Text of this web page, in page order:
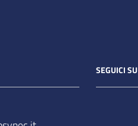
SEGUICI SU